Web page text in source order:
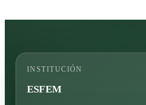
INSTITUCIÓN
ESFEM